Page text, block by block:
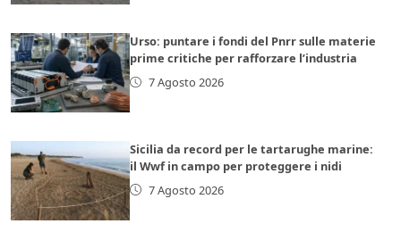
Urso: puntare i fondi del Pnrr sulle materie
prime critiche per rafforzare l’industria
7 Agosto 2026
Sicilia da record per le tartarughe marine:
il Wwf in campo per proteggere i nidi
7 Agosto 2026